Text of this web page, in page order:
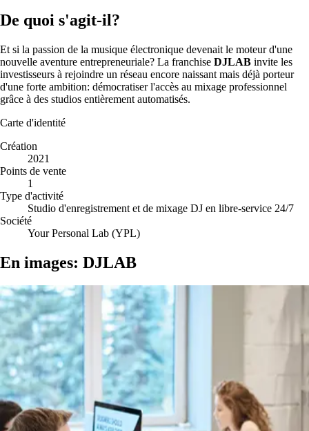
De quoi s'agit-il?
Et si la passion de la musique électronique devenait le moteur d'une
nouvelle aventure entrepreneuriale? La franchise DJLAB invite les
investisseurs à rejoindre un réseau encore naissant mais déjà porteur
d'une forte ambition: démocratiser l'accès au mixage professionnel
grâce à des studios entièrement automatisés.
Carte d'identité
Création
2021
Points de vente
1
Type d'activité
Studio d'enregistrement et de mixage DJ en libre-service 24/7
Société
Your Personal Lab (YPL)
En images: DJLAB